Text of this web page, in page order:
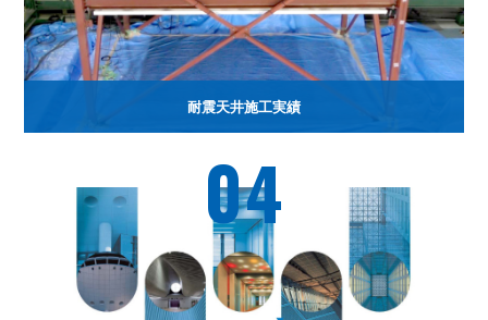
耐震天井施工実績
04